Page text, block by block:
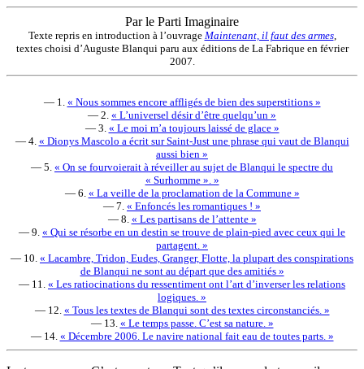
Par le Parti Imaginaire
Texte repris en introduction à l’ouvrage Maintenant, il faut des armes,
textes choisi d’Auguste Blanqui paru aux éditions de La Fabrique en février
2007.
— 1. « Nous sommes encore affligés de bien des superstitions »
— 2. « L’universel désir d’être quelqu’un »
— 3. « Le moi m’a toujours laissé de glace »
— 4. « Dionys Mascolo a écrit sur Saint-Just une phrase qui vaut de Blanqui
aussi bien »
— 5. « On se fourvoierait à réveiller au sujet de Blanqui le spectre du
« Surhomme ». »
— 6. « La veille de la proclamation de la Commune »
— 7. « Enfoncés les romantiques ! »
— 8. « Les partisans de l’attente »
— 9. « Qui se résorbe en un destin se trouve de plain-pied avec ceux qui le
partagent. »
— 10. « Lacambre, Tridon, Eudes, Granger, Flotte, la plupart des conspirations
de Blanqui ne sont au départ que des amitiés »
— 11. « Les ratiocinations du ressentiment ont l’art d’inverser les relations
logiques. »
— 12. « Tous les textes de Blanqui sont des textes circonstanciés. »
— 13. « Le temps passe. C’est sa nature. »
— 14. « Décembre 2006. Le navire national fait eau de toutes parts. »